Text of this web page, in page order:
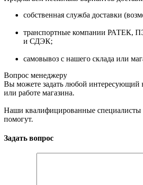
собственная служба доставки
транспортные компании РАТЕК,
и СДЭК;
самовывоз с нашего склада или
Вопрос менеджеру
Вы можете задать любой интересующий
или работе магазина.
Наши квалифицированные специалисты
помогут.
Задать вопрос